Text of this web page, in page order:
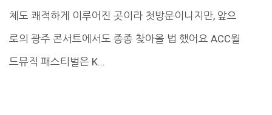
체도 쾌적하게 이루어진 곳이라 첫방문이니지만, 앞으
로의 광주 콘서트에서도 종종 찾아올 법 했어요 ACC월
드뮤직 패스티벌은 K…